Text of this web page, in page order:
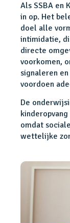
Als SSBA en
in op. Het
doel alle
intimidatie,
directe
voorkomen,
signaleren
voordoen
De
omdat
wettelijke